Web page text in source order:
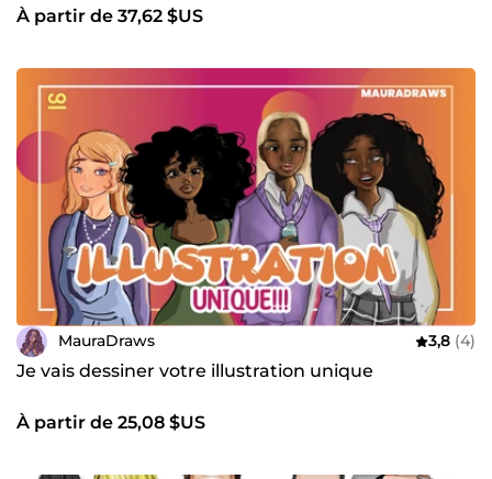
À partir de 37,62 $US
MauraDraws 3,8 (4)
Je vais dessiner votre illustration unique
À partir de 25,08 $US